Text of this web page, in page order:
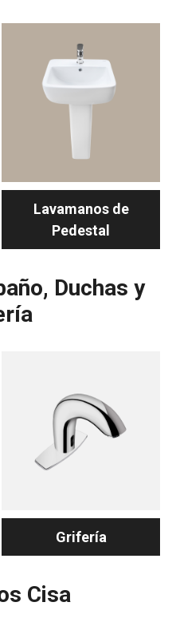
Lavamanos de
Pedestal
Duchas y
Grifería
Cisa